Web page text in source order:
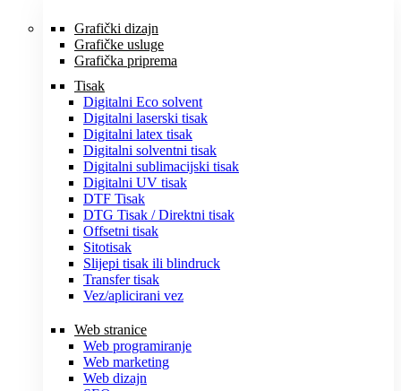
Grafički dizajn
Grafičke usluge
Grafička priprema
Tisak
Digitalni Eco solvent
Digitalni laserski tisak
Digitalni latex tisak
Digitalni solventni tisak
Digitalni sublimacijski tisak
Digitalni UV tisak
DTF Tisak
DTG Tisak / Direktni tisak
Offsetni tisak
Sitotisak
Slijepi tisak ili blindruck
Transfer tisak
Vez/aplicirani vez
Web stranice
Web programiranje
Web marketing
Web dizajn